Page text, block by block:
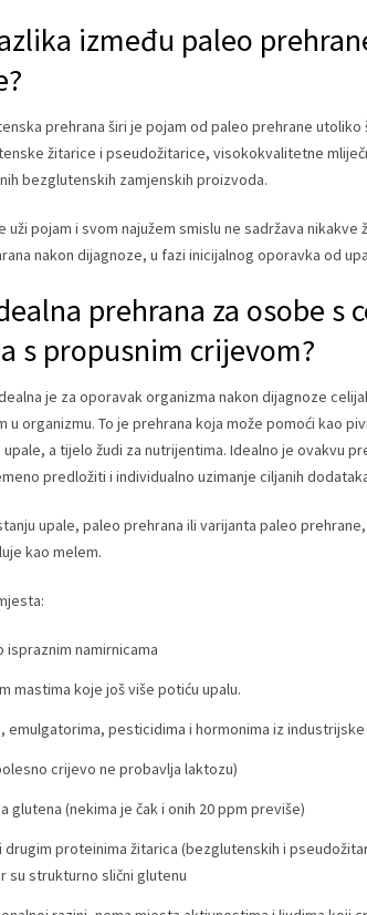
između paleo
prehrana širi je pojam od paleo prehrane
žitarice i pseudožitarice, visokokvalitetne
bezglutenskih zamjenskih proizvoda.
uži pojam i svom najužem smislu ne sadržava
nakon dijagnoze, u fazi inicijalnog oporavka od
prehrana za osobe
s propusnim crijevom?
je za oporavak organizma nakon dijagnoze
u organizmu. To je prehrana koja može pomoći kao
a tijelo žudi za nutrijentima. Idealno je ovakvu
predložiti i individualno uzimanje ciljanih
upale, paleo prehrana ili varijanta paleo
kao melem.
ispraznim namirnicama
mastima koje još više potiću upalu.
emulgatorima, pesticidima i hormonima iz industrijske
crijevo ne probavlja laktozu)
glutena (nekima je čak i onih 20 ppm previše)
drugim proteinima žitarica (bezglutenskih i
su strukturno slični glutenu